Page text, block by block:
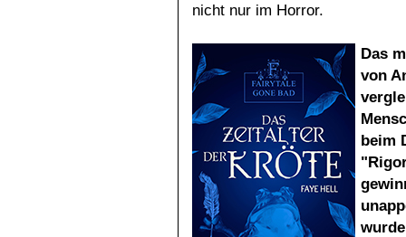
nicht nur im Horror.
Das
von
beim